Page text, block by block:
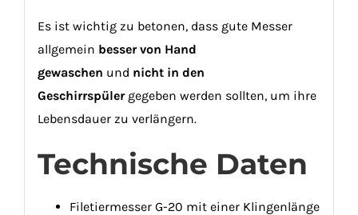
Es ist wichtig zu betonen, dass gute Messer
allgemein besser von Hand
gewaschen und nicht in den
Geschirrspülergegeben werden sollten, um ihre
Lebensdauer zu verlängern.
Technische Daten
Filetiermesser G-20 mit einer Klingenlänge